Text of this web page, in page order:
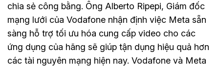
chia sẻ công bằng. Ông Alberto Ripepi, Giám đốc
mạng lưới của Vodafone nhận định việc Meta sẵn
sàng hỗ trợ tối ưu hóa cung cấp video cho các
ứng dụng của hãng sẽ giúp tận dụng hiệu quả hơn
các tài nguyên mạng hiện nay. Vodafone và Meta